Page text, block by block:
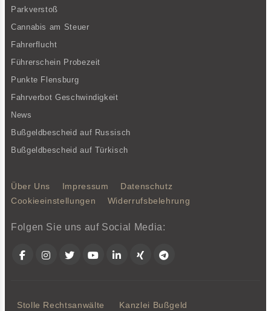
Parkverstoß
Cannabis am Steuer
Fahrerflucht
Führerschein Probezeit
Punkte Flensburg
Fahrverbot Geschwindigkeit
News
Bußgeldbescheid auf Russisch
Bußgeldbescheid auf Türkisch
Über Uns Impressum
Datenschutz
Cookieeinstellungen
Widerrufsbelehrung
Folgen Sie uns auf Social Media:
Stolle Rechtsanwälte Kanzlei Bußgeld